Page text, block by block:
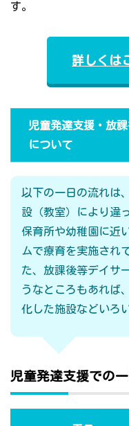
す。
詳しくは
児童発達支援・放
について
以下の一日の流れは
設（教室）により違
保育所や幼稚園に近
ムで療育を実施され
た、放課後等デイサ
うなところもあれば
化した施設などいろ
児童発達支援での